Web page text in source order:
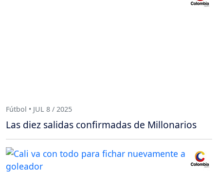
Fútbol • JUL 8 / 2025
Las diez salidas confirmadas de Millonarios